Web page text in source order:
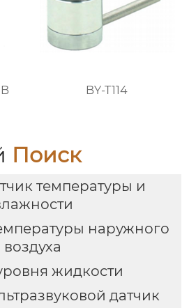
BY-T114
Поиск
температуры и
наружного
воздуха
жидкости
датчик